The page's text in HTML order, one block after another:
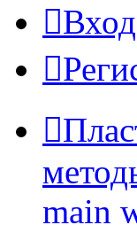
Вход
main